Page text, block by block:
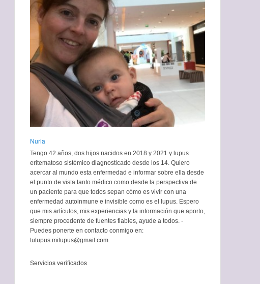
Nuria
Tengo 42 años, dos hijos nacidos en 2018 y 2021 y lupus
eritematoso sistémico diagnosticado desde los 14. Quiero
acercar al mundo esta enfermedad e informar sobre ella desde
el punto de vista tanto médico como desde la perspectiva de
un paciente para que todos sepan cómo es vivir con una
enfermedad autoinmune e invisible como es el lupus. Espero
que mis artículos, mis experiencias y la información que aporto,
siempre procedente de fuentes fiables, ayude a todos. -
Puedes ponerte en contacto conmigo en:
tulupus.milupus@gmail.com.
Servicios verificados